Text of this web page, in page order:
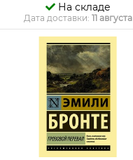
На складе
Дата доставки: 11 августа